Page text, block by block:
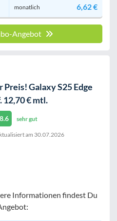
monatlich
6,62 €
Angebot
Galaxy S25 Edge
12,70 € mtl.
8.6 sehr gut
am 30.07.2026
Informationen findest Du